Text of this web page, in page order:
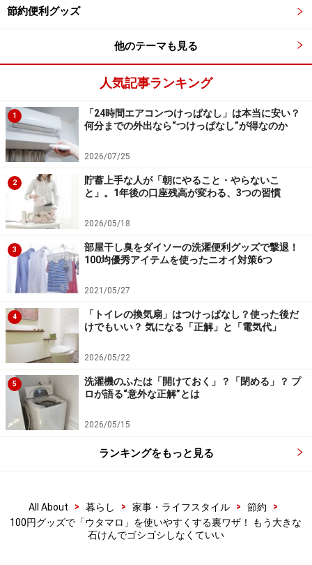
旅行のときにも持ち歩ける「ペラマロ」
100円ショップで買える「ピーラー」を使う
100円ショップのピーラーを使ってウタマロを薄く削る
ことで、「ペラマロ」として使うこともできます。
ウタマロをピーラーで薄く削りとる
ペラペラになったウタマロも粉マロ同様、ぬるま湯に溶
けやすいので、手洗いで洗濯をするときに数枚使うと便
利です。また固形のままのウタマロに比べて軽いので、
旅行先で洗濯をしたい人にも持ち歩き用の洗濯石けんと
してもおすすめです。
薄く削られたウタマロ
1個のウタマロを3つの形にして利用するのもいいです
ね。棒マロ、粉マロ、ペラマロ、100円グッズで作るこ
とができるので、ぜひお試しください。
【編集部おすすめの購入サイト】
節約便利グッズ
他のテーマも見る
人気記事ランキング
1
「24時間エアコンつけっぱなし」は本当に安い？
何分までの外出なら“つけっぱなし”が得なのか
2026/07/25
2
貯蓄上手な人が「朝にやること・やらないこ
と」。1年後の口座残高が変わる、3つの習慣
2026/05/18
3
部屋干し臭をダイソーの洗濯便利グッズで撃退！
100均優秀アイテムを使ったニオイ対策6つ
2021/05/27
4
「トイレの換気扇」はつけっぱなし？使った後だ
けでもいい？ 気になる「正解」と「電気代」
2026/05/22
5
洗濯機のふたは「開けておく」？「閉める」？ プ
ロが語る“意外な正解”とは
2026/05/15
ランキングをもっと見る
All About > 暮らし > 家事・ライフスタイル > 節約
>
100円グッズで「ウタマロ」を使いやすくする裏ワザ！ もう大きな
石けんでゴシゴシしなくていい